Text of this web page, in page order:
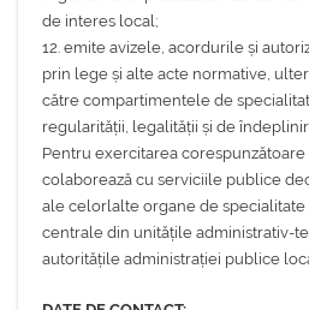
de interes local;
12. emite avizele, acordurile și
prin lege și alte acte normative,
către compartimentele de
regularității, legalității și de
Pentru exercitarea
colaborează cu serviciile publice
ale celorlalte organe de
centrale din unitățile administrativ-
autoritățile administrației publice